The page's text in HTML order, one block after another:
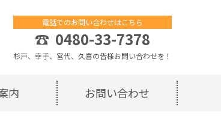
電話でのお問い合わせはこちら
☎ 0480-33-7378
杉戸、幸手、宮代、久喜の皆様お問い合わせを！
内 お問い合わせ